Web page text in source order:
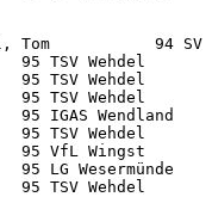
Tom           94 SV
95 TSV Wehdel
95 TSV Wehdel
95 TSV Wehdel
95 IGAS Wendland
95 TSV Wehdel
95 VfL Wingst
95 LG Wesermünde
95 TSV Wehdel